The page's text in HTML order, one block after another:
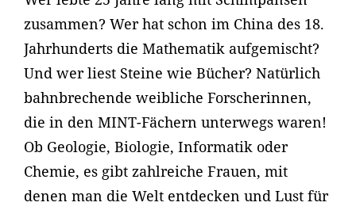
zusammen? Wer hat schon im China des 18.
Jahrhunderts die Mathematik aufgemischt?
Und wer liest Steine wie Bücher? Natürlich
bahnbrechende weibliche Forscherinnen,
die in den MINT-Fächern unterwegs waren!
Ob Geologie, Biologie, Informatik oder
Chemie, es gibt zahlreiche Frauen, mit
denen man die Welt entdecken und Lust für